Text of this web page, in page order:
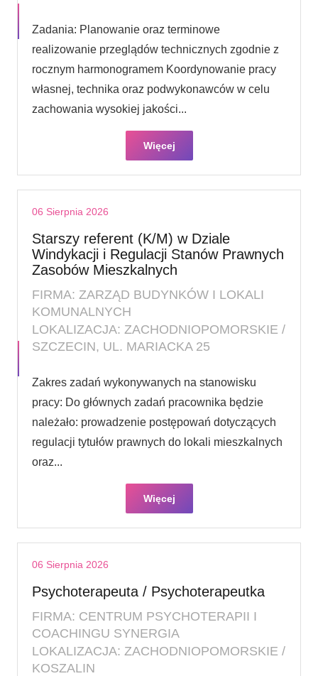
Zadania: Planowanie oraz terminowe
realizowanie przeglądów technicznych zgodnie z
rocznym harmonogramem Koordynowanie pracy
własnej, technika oraz podwykonawców w celu
zachowania wysokiej jakości...
Więcej
06 Sierpnia 2026
Starszy referent (K/M) w Dziale
Windykacji i Regulacji Stanów Prawnych
Zasobów Mieszkalnych
FIRMA: ZARZĄD BUDYNKÓW I LOKALI
KOMUNALNYCH
LOKALIZACJA: ZACHODNIOPOMORSKIE /
SZCZECIN, UL. MARIACKA 25
Zakres zadań wykonywanych na stanowisku
pracy: Do głównych zadań pracownika będzie
należało: prowadzenie postępowań dotyczących
regulacji tytułów prawnych do lokali mieszkalnych
oraz...
Więcej
06 Sierpnia 2026
Psychoterapeuta / Psychoterapeutka
FIRMA: CENTRUM PSYCHOTERAPII I
COACHINGU SYNERGIA
LOKALIZACJA: ZACHODNIOPOMORSKIE /
KOSZALIN